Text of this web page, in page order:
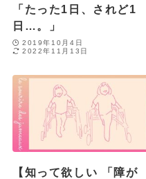
「たった1日、されど1
日…。」
2019年10月4日
2022年11月13日
【知って欲しい 「障が